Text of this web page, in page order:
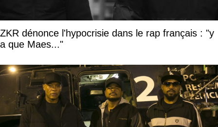
ZKR dénonce l'hypocrisie dans le rap français : "y
a que Maes..."